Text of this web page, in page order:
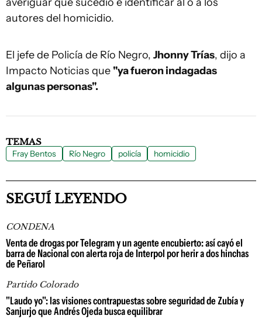
autores del homicidio.
El jefe de Policía de Río Negro, Jhonny Trías, dijo a
Impacto Noticias que "ya fueron indagadas
algunas personas".
TEMAS
Fray Bentos Río Negro policía homicidio
SEGUÍ LEYENDO
CONDENA
Venta de drogas por Telegram y un agente encubierto: así cayó el
barra de Nacional con alerta roja de Interpol por herir a dos hinchas
de Peñarol
Partido Colorado
"Laudo yo": las visiones contrapuestas sobre seguridad de Zubía y
Sanjurjo que Andrés Ojeda busca equilibrar